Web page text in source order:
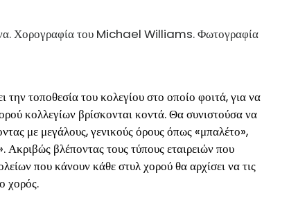
Χορογραφία του Michael Williams. Φωτογραφία
τοποθεσία του κολεγίου στο οποίο φοιτά, για να
κολλεγίων βρίσκονται κοντά. Θα συνιστούσα να
με μεγάλους, γενικούς όρους όπως «μπαλέτο»,
Ακριβώς βλέποντας τους τύπους εταιρειών που
που κάνουν κάθε στυλ χορού θα αρχίσει να τις
χορός.